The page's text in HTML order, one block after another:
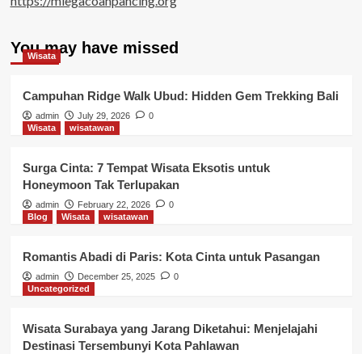
You may have missed
Wisata
Campuhan Ridge Walk Ubud: Hidden Gem Trekking Bali
admin July 29, 2026
0
Wisata
wisatawan
Surga Cinta: 7 Tempat Wisata Eksotis untuk
Honeymoon Tak Terlupakan
admin February 22, 2026
0
Blog
Wisata wisatawan
Romantis Abadi di Paris: Kota Cinta untuk Pasangan
admin December 25, 2025
0
Uncategorized
Wisata Surabaya yang Jarang Diketahui: Menjelajahi
Destinasi Tersembunyi Kota Pahlawan